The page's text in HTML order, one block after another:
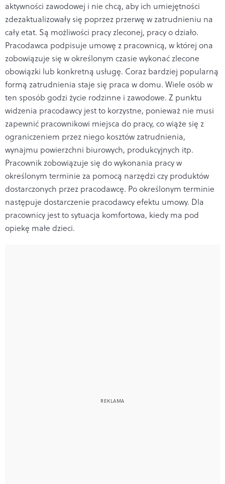
aktywności zawodowej i nie chcą, aby ich umiejętności
zdezaktualizowały się poprzez przerwę w zatrudnieniu na
cały etat. Są możliwości pracy zleconej, pracy o działo.
Pracodawca podpisuje umowę z pracownicą, w której ona
zobowiązuje się w określonym czasie wykonać zlecone
obowiązki lub konkretną usługę. Coraz bardziej popularną
formą zatrudnienia staje się praca w domu. Wiele osób w
ten sposób godzi życie rodzinne i zawodowe. Z punktu
widzenia pracodawcy jest to korzystne, ponieważ nie musi
zapewnić pracownikowi miejsca do pracy, co wiąże się z
ograniczeniem przez niego kosztów zatrudnienia,
wynajmu powierzchni biurowych, produkcyjnych itp.
Pracownik zobowiązuje się do wykonania pracy w
określonym terminie za pomocą narzędzi czy produktów
dostarczonych przez pracodawcę. Po określonym terminie
następuje dostarczenie pracodawcy efektu umowy. Dla
pracownicy jest to sytuacja komfortowa, kiedy ma pod
opiekę małe dzieci.